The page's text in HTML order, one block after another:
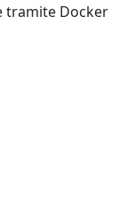
tramite Docker